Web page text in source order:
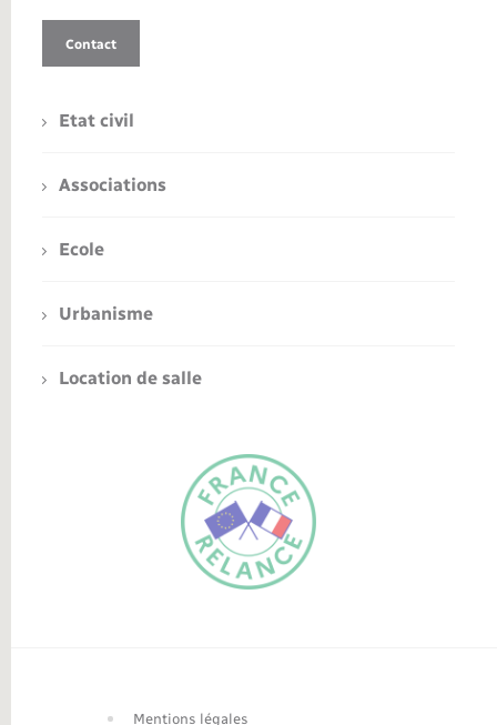
Contact
Etat civil
Associations
Ecole
Urbanisme
Location de salle
Mentions légales